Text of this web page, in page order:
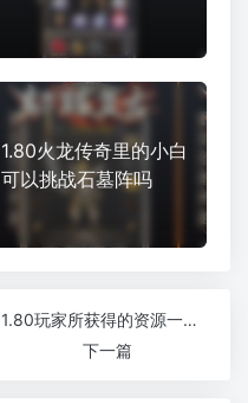
1.80火龙传奇里的小白
可以挑战石墓阵吗
1.80玩家所获得的资源一定有作用吗
下一篇